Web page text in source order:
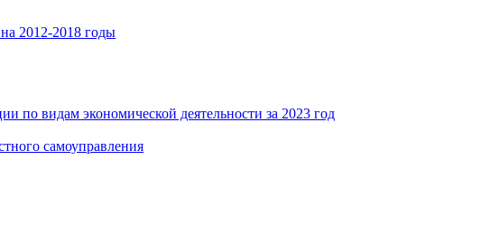
2012-2018 годы
по видам экономической деятельности за 2023 год
самоуправления